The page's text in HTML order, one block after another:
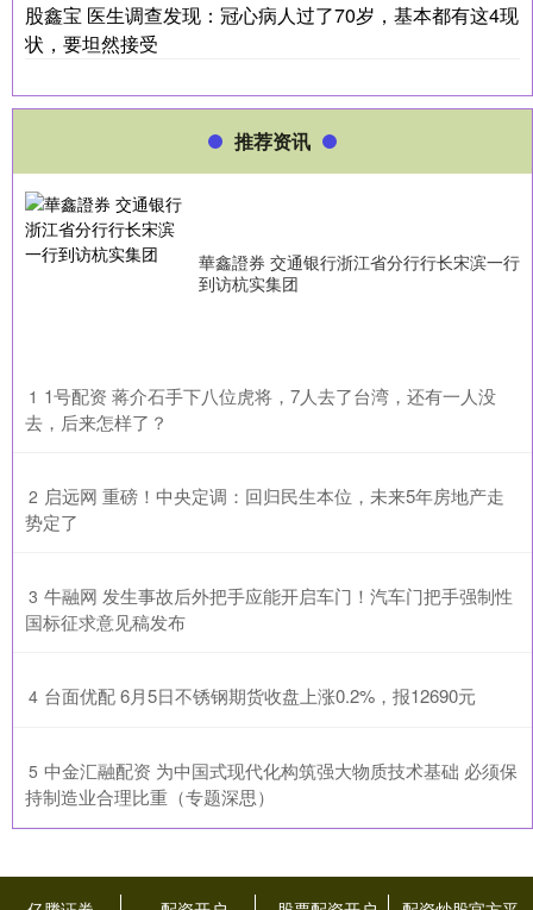
股鑫宝 医生调查发现：冠心病人过了70岁，基本都有这4现
状，要坦然接受
推荐资讯
華鑫證券 交通银行浙江省分行行长宋滨一行
到访杭实集团
1 ​1号配资 蒋介石手下八位虎将，7人去了台湾，还有一人没
去，后来怎样了？
2 ​启远网 重磅！中央定调：回归民生本位，未来5年房地产走
势定了
3 ​牛融网 发生事故后外把手应能开启车门！汽车门把手强制性
国标征求意见稿发布
4 ​台面优配 6月5日不锈钢期货收盘上涨0.2%，报12690元
5 ​中金汇融配资 为中国式现代化构筑强大物质技术基础 必须保
持制造业合理比重（专题深思）